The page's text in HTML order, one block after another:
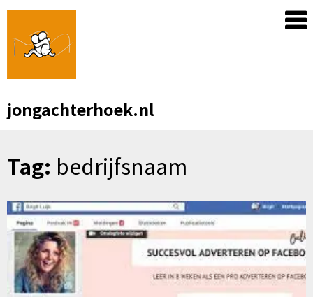
Skip
content
jongachterhoek.nl
Tag: bedrijfsnaam